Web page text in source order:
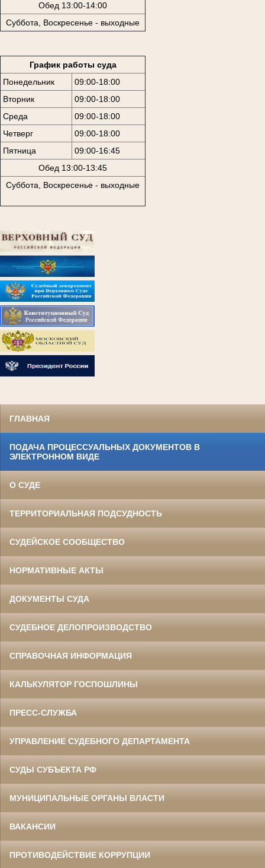
Обед 13:00-14:00
Суббота, Воскресенье - выходные
График работы суда
Понедельник
09:00-18:00
Вторник
09:00-18:00
Среда
09:00-18:00
Четверг
09:00-18:00
Пятница
09:00-16:45
Обед 13:00-13:45
Суббота, Воскресенье - выходные
ГЛАВНАЯ
ПОДАЧА ПРОЦЕССУАЛЬНЫХ ДОКУМЕНТОВ В
ЭЛЕКТРОННОМ ВИДЕ
О СУДЕ
ТЕРРИТОРИАЛЬНАЯ ПОДСУДНОСТЬ
СУДЕЙСКОЕ СООБЩЕСТВО
НОРМАТИВНЫЕ АКТЫ
ДОКУМЕНТЫ СУДА
СУДЕБНОЕ ДЕЛОПРОИЗВОДСТВО
СПРАВОЧНАЯ ИНФОРМАЦИЯ
КАЛЬКУЛЯТОР ГОСПОШЛИНЫ
ПРЕСС-СЛУЖБА
УПРАВЛЕНИЕ СУДЕБНОГО ДЕПАРТАМЕНТА
СУДЫ СУБЪЕКТА РФ
МУНИЦИПАЛЬНЫЕ ОРГАНЫ ВЛАСТИ
ВАКАНСИИ
ПРОТИВОДЕЙСТВИЕ КОРРУПЦИИ